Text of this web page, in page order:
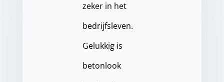
zeker in het
bedrijfsleven.
Gelukkig is
betonlook